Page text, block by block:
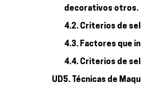
decorativos otros.
4.2. Criterios de
4.3. Factores que
4.4. Criterios de
UD5. Técnicas de